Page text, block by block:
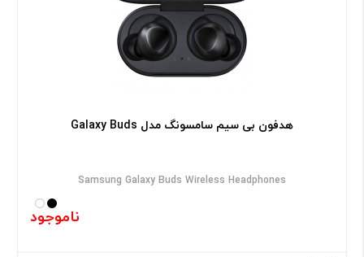
هدفون بی سیم سامسونگ مدل Galaxy Buds
Samsung Galaxy Buds Wireless Headphones
ناموجود